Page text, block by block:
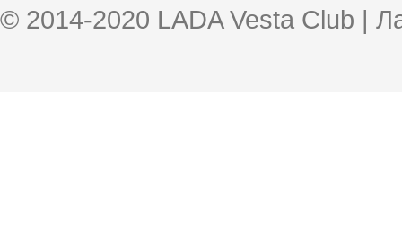
© 2014-2020 LADA Vesta Club |